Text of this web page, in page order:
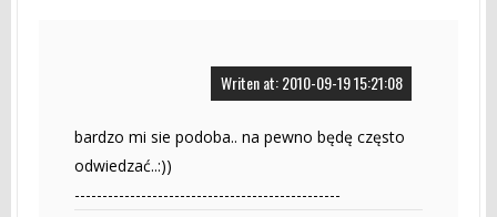
Writen at: 2010-09-19 15:21:08
bardzo mi sie podoba.. na pewno będę często
odwiedzać..:))
------------------------------------------------